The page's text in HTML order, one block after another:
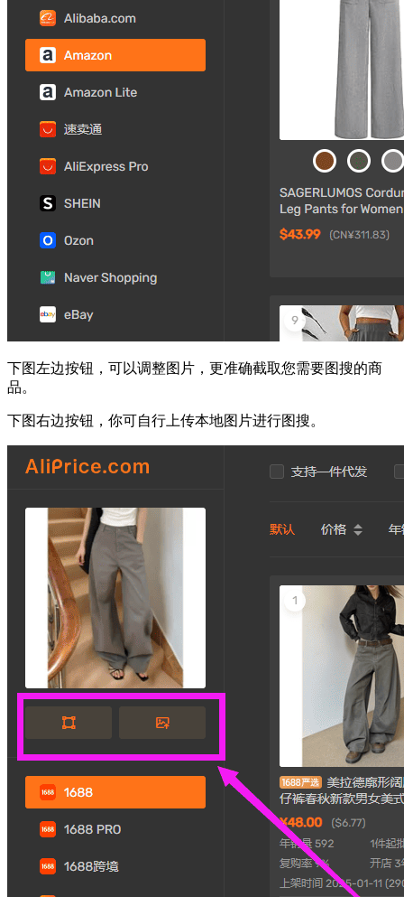
下图左边按钮，可以调整图片，更准确截取您需要图搜的商
品。
下图右边按钮，你可自行上传本地图片进行图搜。